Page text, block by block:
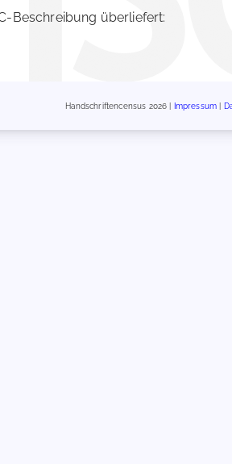
Beschreibung überliefert:
Handschriftencensus 2026 | Impressum